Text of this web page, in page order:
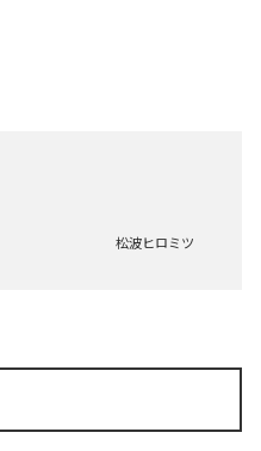
松波ヒロミツ